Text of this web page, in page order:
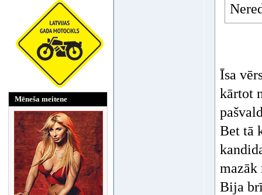
Mēneša meitene
Īsa
kārtot
Bet tā
mazāk
Bija